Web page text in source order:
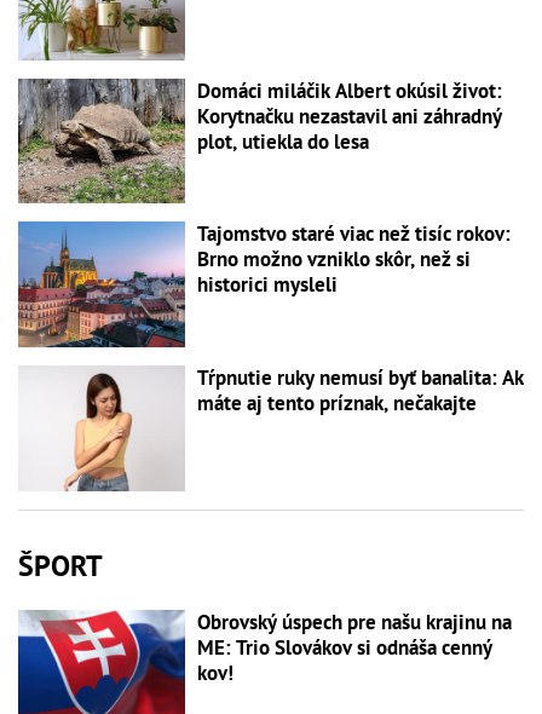
Domáci miláčik Albert okúsil život:
Korytnačku nezastavil ani záhradný
plot, utiekla do lesa
Tajomstvo staré viac než tisíc rokov:
Brno možno vzniklo skôr, než si
historici mysleli
Tŕpnutie ruky nemusí byť banalita: Ak
máte aj tento príznak, nečakajte
ŠPORT
Obrovský úspech pre našu krajinu na
ME: Trio Slovákov si odnáša cenný
kov!